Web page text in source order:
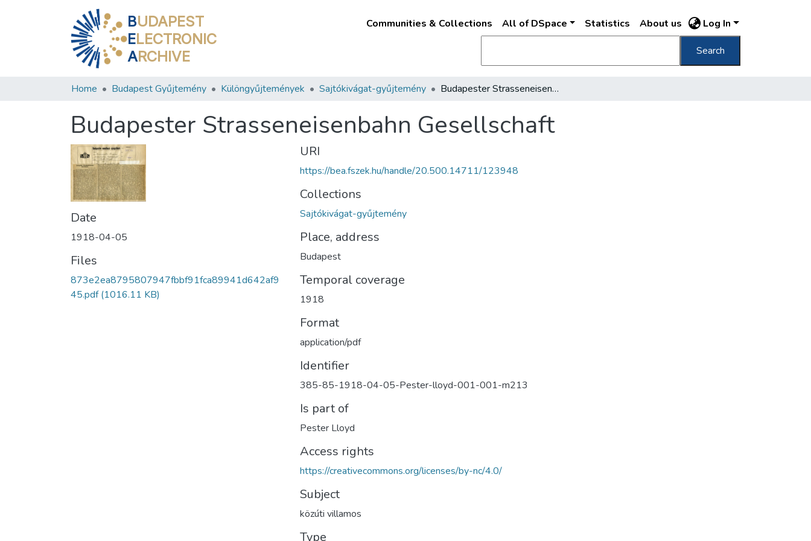
BUDAPEST
ELECTRONIC
ARCHIVE
Communities & Collections All of DSpace Statistics About us Log In
Search
Home Budapest Gyűjtemény Különgyűjtemények Sajtókivágat-gyűjtemény Budapester Strasseneisenbahn Gesellschaft
Budapester Strasseneisenbahn Gesellschaft
Date
1918-04-05
Files
873e2ea8795807947fbbf91fca89941d642af9
45.pdf(1016.11 KB)
URI
https://bea.fszek.hu/handle/20.500.14711/123948
Collections
Sajtókivágat-gyűjtemény
Place, address
Budapest
Temporal coverage
1918
Format
application/pdf
Identifier
385-85-1918-04-05-Pester-lloyd-001-001-m213
Is part of
Pester Lloyd
Access rights
https://creativecommons.org/licenses/by-nc/4.0/
Subject
közúti villamos
Type